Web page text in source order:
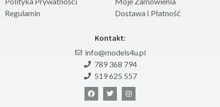
Regulamin
Dostawa I Płatność
Kontakt:
info@models4u.pl
789 368 794
519 625 557